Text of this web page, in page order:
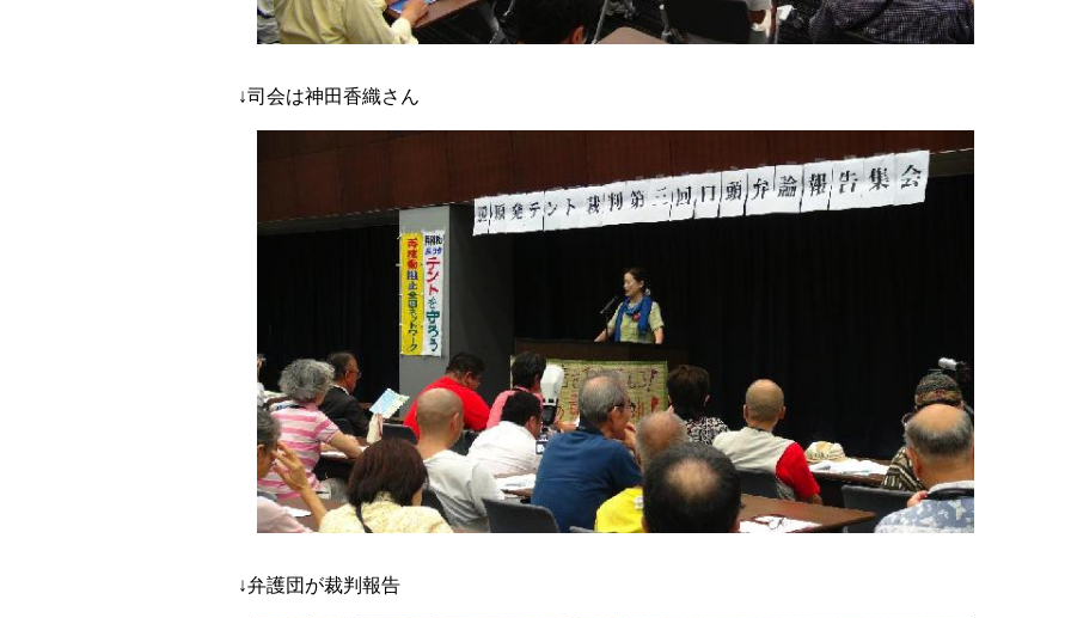
↓司会は神田香織さん
↓弁護団が裁判報告